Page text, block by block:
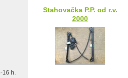
16 h.
Stahovačka P.P. od r.v.
2000